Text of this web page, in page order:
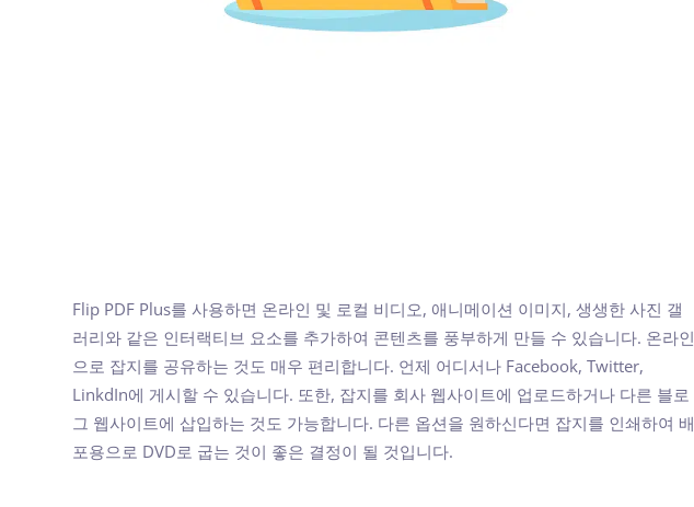
Flip PDF Plus를 사용하면 온라인 및 로컬 비디오, 애니메이션 이미지, 생생한 사진 갤
러리와 같은 인터랙티브 요소를 추가하여 콘텐츠를 풍부하게 만들 수 있습니다. 온라인
으로 잡지를 공유하는 것도 매우 편리합니다. 언제 어디서나 Facebook, Twitter,
LinkdIn에 게시할 수 있습니다. 또한, 잡지를 회사 웹사이트에 업로드하거나 다른 블로
그 웹사이트에 삽입하는 것도 가능합니다. 다른 옵션을 원하신다면 잡지를 인쇄하여 배
포용으로 DVD로 굽는 것이 좋은 결정이 될 것입니다.